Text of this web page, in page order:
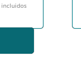
incluidos